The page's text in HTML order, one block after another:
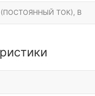
ТОК), В